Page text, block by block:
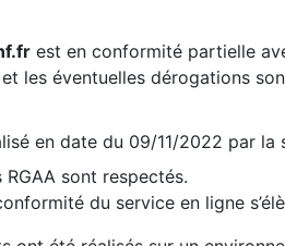
est en conformité partielle
les éventuelles dérogations
en date du 09/11/2022 par
sont respectés.
du service en ligne